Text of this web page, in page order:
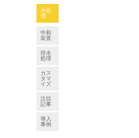
水処
理
中和
装置
排水
処理
カス
タマ
イズ
注目
記事
導入
事例